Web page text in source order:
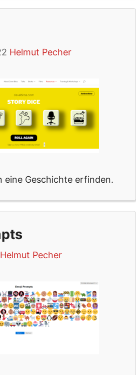
Helmut Pecher
eine Geschichte erfinden.
Helmut Pecher